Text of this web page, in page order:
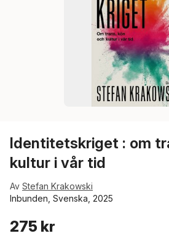
Identitetskriget : om
kultur i vår tid
Av Stefan Krakowski
Inbunden, Svenska, 2025
275 kr